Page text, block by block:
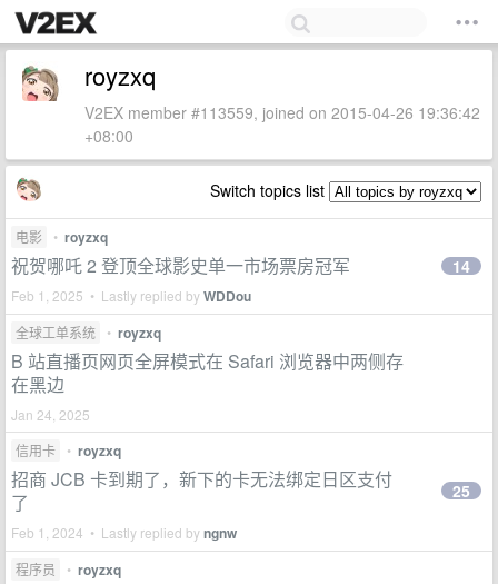
royzxq
V2EX member #113559, joined on 2015-04-26 19:36:42
+08:00
Switch topics list
电影 • royzxq
祝贺哪吒 2 登顶全球影史单一市场票房冠军
Feb 1, 2025 • Lastly replied byWDDou
14
全球工单系统 • royzxq
B 站直播页网页全屏模式在 Safari 浏览器中两侧存
在黑边
Jan 24, 2025
信用卡
• royzxq
招商 JCB 卡到期了，新下的卡无法绑定日区支付
了
Feb 1, 2024 • Lastly replied byngnw
25
程序员 • royzxq